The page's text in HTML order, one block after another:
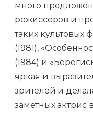
много
режиссеров и
таких культовых
(1981),
(1984) и
яркая и
зрителей и
заметных актрис